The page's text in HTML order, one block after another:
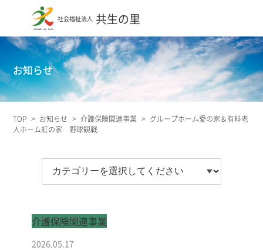
社会福祉法人 共生の里
お知らせ
TOP > お知らせ > 介護保険関連事業 > グループホーム愛の家＆有料老
人ホーム虹の家 野球観戦
介護保険関連事業
2026.05.17